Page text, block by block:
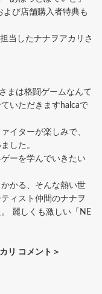
び店舗購入者特典も
当したナナヲアカリさ
まは格闘ゲームなんて
いただきますhalcaで
イターが楽しみで、
した。
ーを学んでいきたい
かる、そんな熱い世
ィスト仲間のナナヲ
麗しくも激しい「NE
リ コメント＞